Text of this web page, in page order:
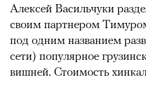
Алексей Васильчуки
своим партнером
под одним названием
сети) популярное
вишней. Стоимость